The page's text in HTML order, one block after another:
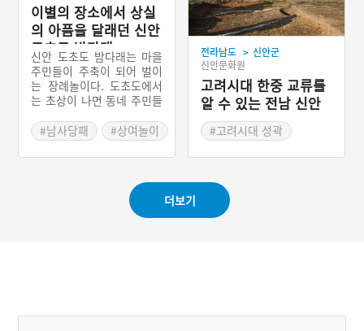
이별의 장소에서 상실
의 아픔을 달래던 신안
도초도 밤다래
신안 도초도 밤다래는 마을
주민들이 주축이 되어 벌이
는 장례놀이다. 도초도에서
는 초상이 나면 동네 주민들
접하고, 밤새 가무를 즐기며
떠들썩하게 흥을 돋운다. 출
상하여 장지까지 가는 일,
놀이 역시 이웃들의 몫이다.
개인의 죽음을 공동체의 일
로 여겨 서로 돕고, 이별의
#남사당패
#상여놀이
전라남도 > 신안군
신안문화원
고려시대 한중 교류를
알 수 있는 전남 신안
의 상라산성
#고려시대 성곽
더보기